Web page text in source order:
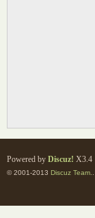
Powered by Discuz! X3.4
© 2001-2013 Discuz Team.